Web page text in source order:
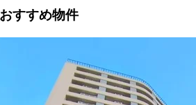
すすめ物件